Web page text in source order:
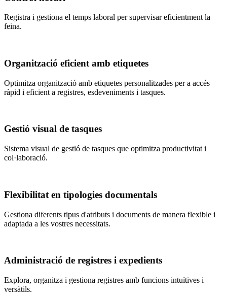
Registra i gestiona el temps laboral per supervisar eficientment la
feina.
Organització eficient amb etiquetes
Optimitza organització amb etiquetes personalitzades per a accés
ràpid i eficient a registres, esdeveniments i tasques.
Gestió visual de tasques
Sistema visual de gestió de tasques que optimitza productivitat i
col·laboració.
Flexibilitat en tipologies documentals
Gestiona diferents tipus d'atributs i documents de manera flexible i
adaptada a les vostres necessitats.
Administració de registres i expedients
Explora, organitza i gestiona registres amb funcions intuïtives i
versàtils.